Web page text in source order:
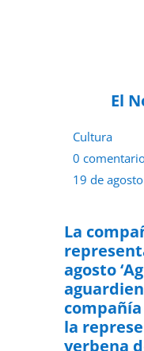
El
Cultura
0
19 de
La
agosto
compañía
la
verbena